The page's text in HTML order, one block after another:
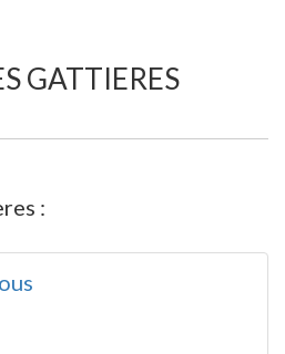
GATTIERES
: